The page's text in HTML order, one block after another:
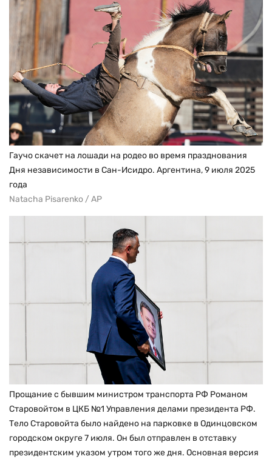
Гаучо скачет на лошади на родео во время празднования
Дня независимости в Сан-Исидро. Аргентина, 9 июля 2025
года
Natacha Pisarenko / AP
Прощание с бывшим министром транспорта РФ Романом
Старовойтом в ЦКБ №1 Управления делами президента РФ.
Тело Старовойта было найдено на парковке в Одинцовском
городском округе 7 июля. Он был отправлен в отставку
президентским указом утром того же дня. Основная версия